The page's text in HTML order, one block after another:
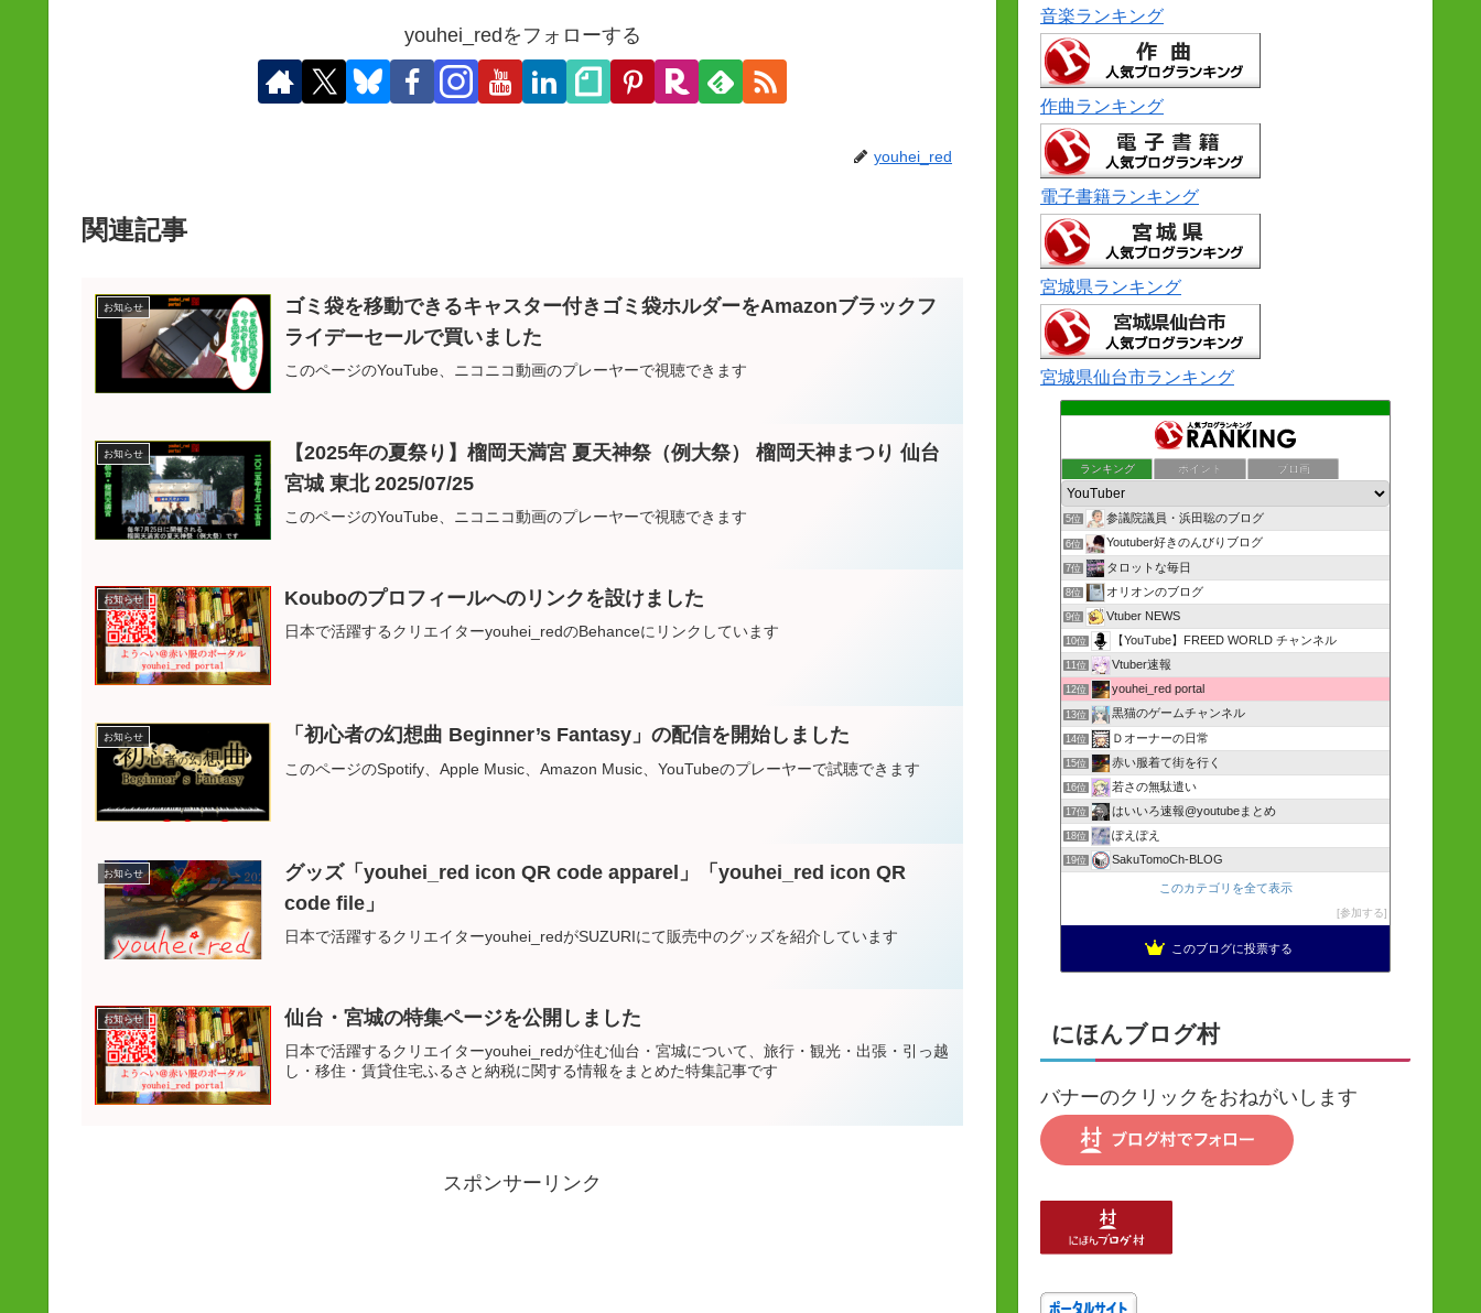
youhei_redをフォローする
youhei_red
関連記事
お知らせ
ゴミ袋を移動できるキャスター付きゴミ袋ホルダーをAmazonブラックフ
ライデーセールで買いました
このページのYouTube、ニコニコ動画のプレーヤーで視聴できます
お知らせ
【2025年の夏祭り】榴岡天満宮 夏天神祭（例大祭） 榴岡天神まつり 仙台
宮城 東北 2025/07/25
このページのYouTube、ニコニコ動画のプレーヤーで視聴できます
お知らせ Kouboのプロフィールへのリンクを設けました
日本で活躍するクリエイターyouhei_redのBehanceにリンクしています
お知らせ 「初心者の幻想曲 Beginner’s Fantasy」の配信を開始しました
このページのSpotify、Apple Music、Amazon Music、YouTubeのプレーヤーで試聴できます
お知らせ
グッズ「youhei_red icon QR code apparel」「youhei_red icon QR
code file」
日本で活躍するクリエイターyouhei_redがSUZURIにて販売中のグッズを紹介しています
お知らせ 仙台・宮城の特集ページを公開しました
日本で活躍するクリエイターyouhei_redが住む仙台・宮城について、旅行・観光・出張・引っ越
し・移住・賃貸住宅ふるさと納税に関する情報をまとめた特集記事です
スポンサーリンク
音楽ランキング
作曲ランキング
電子書籍ランキング
宮城県ランキング
宮城県仙台市ランキング
ランキング ポイント ブロ画
5位 参議院議員・浜田聡のブログ
6位 Youtuber好きのんびりブログ
7位 タロットな毎日
8位 オリオンのブログ
9位 Vtuber NEWS
10位 【YouTube】FREED WORLD チャンネル
11位 Vtuber速報
12位 youhei_red portal
13位 黒猫のゲームチャンネル
14位 Ｄオーナーの日常
15位 赤い服着て街を行く
16位 若さの無駄遣い
17位 はいいろ速報@youtubeまとめ
18位 ぽえぽえ
19位 SakuTomoCh-BLOG
このカテゴリを全て表示
参加する
このブログに投票する
にほんブログ村
バナーのクリックをおねがいします